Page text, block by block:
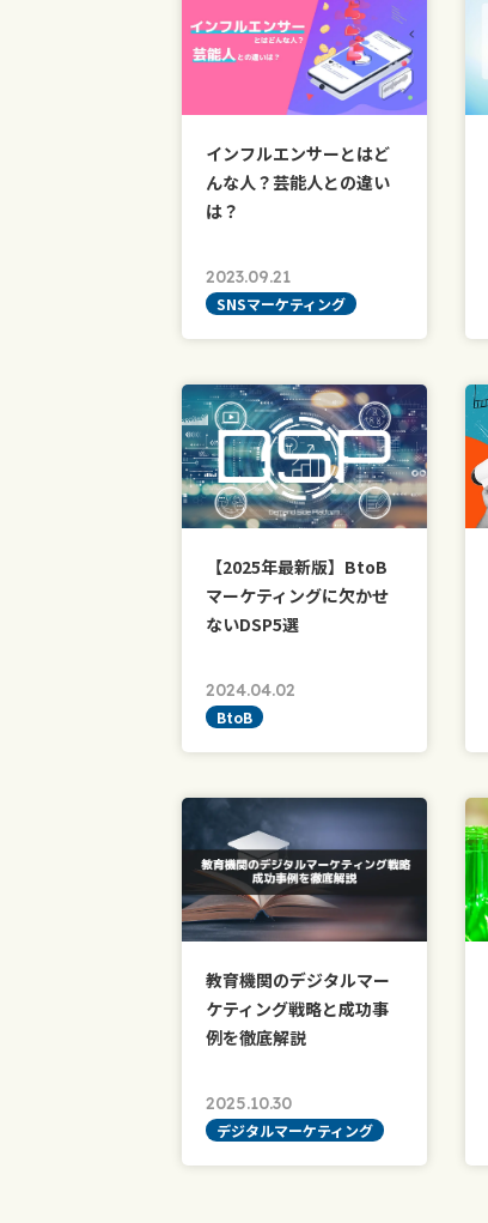
インフルエンサーとはど
んな人？芸能人との違い
は？
2023.09.21
SNSマーケティング
【2025年最新版】BtoB
マーケティングに欠かせ
ないDSP5選
2024.04.02
BtoB
教育機関のデジタルマー
ケティング戦略と成功事
例を徹底解説
2025.10.30
デジタルマーケティング